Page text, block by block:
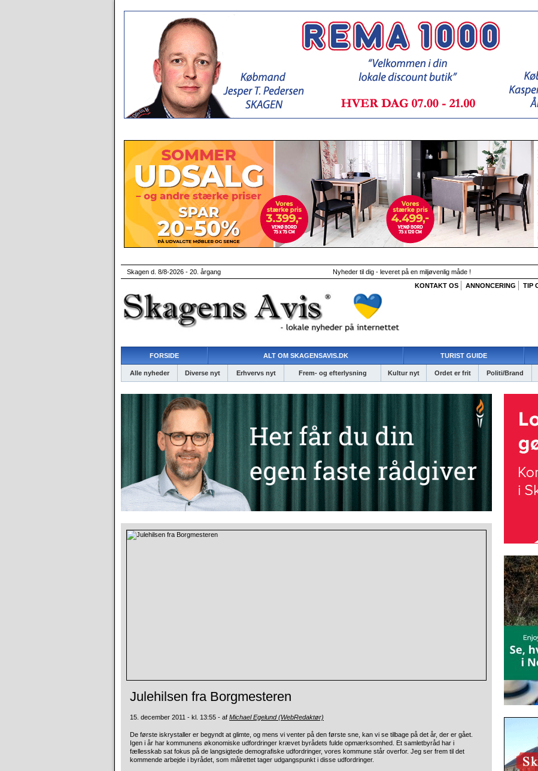
Skagen d. 8/8-2026 - 20. årgang Nyheder til dig - leveret på en miljøvenlig måde !
KONTAKT OS
ANNONCERING TIP
FORSIDE ALT OM SKAGENSAVIS.DK TURIST GUIDE
Alle nyheder Diverse nyt Erhvervs nyt Frem- og efterlysning Kultur nyt Ordet er frit Politi/Brand
Julehilsen fra Borgmesteren
15. december 2011 - kl. 13:55 - af Michael Egelund (WebRedaktør)
De første iskrystaller er begyndt at glimte, og mens vi venter på den første sne, kan vi se tilbage på det år, der er gået.
Igen i år har kommunens økonomiske udfordringer krævet byrådets fulde opmærksomhed. Et samletbyråd har i
fællesskab sat fokus på de langsigtede demografiske udfordringer, vores kommune står overfor. Jeg ser frem til det
kommende arbejde i byrådet, som målrettet tager udgangspunkt i disse udfordringer.